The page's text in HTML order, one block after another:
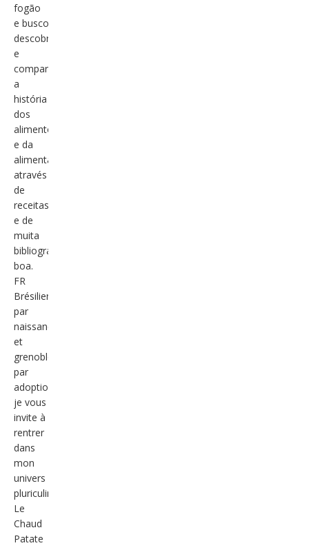
fogão
e busco
descobrir
e
compartilhar
a
história
dos
alimentos
e da
alimentação
através
de
receitas
e de
muita
bibliografia
boa.
FR
Brésilienne
par
naissance
et
grenobloise
par
adoption,
je vous
invite à
rentrer
dans
mon
univers
pluriculinaire.
Le
Chaud
Patate